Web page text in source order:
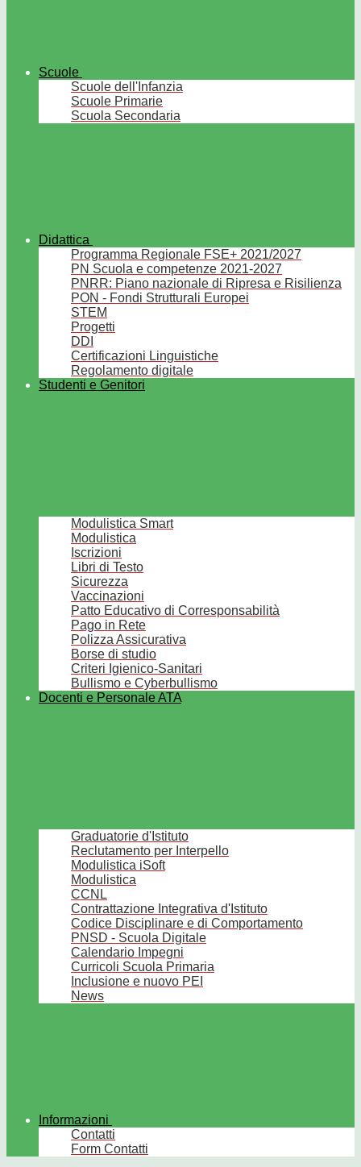
Scuole
Scuole dell'Infanzia
Scuole Primarie
Scuola Secondaria
Didattica
Programma Regionale FSE+ 2021/2027
PN Scuola e competenze 2021-2027
PNRR: Piano nazionale di Ripresa e Risilienza
PON - Fondi Strutturali Europei
STEM
Progetti
DDI
Certificazioni Linguistiche
Regolamento digitale
Studenti e Genitori
Modulistica Smart
Modulistica
Iscrizioni
Libri di Testo
Sicurezza
Vaccinazioni
Patto Educativo di Corresponsabilità
Pago in Rete
Polizza Assicurativa
Borse di studio
Criteri Igienico-Sanitari
Bullismo e Cyberbullismo
Docenti e Personale ATA
Graduatorie d'Istituto
Reclutamento per Interpello
Modulistica iSoft
Modulistica
CCNL
Contrattazione Integrativa d'Istituto
Codice Disciplinare e di Comportamento
PNSD - Scuola Digitale
Calendario Impegni
Curricoli Scuola Primaria
Inclusione e nuovo PEI
News
Informazioni
Contatti
Form Contatti